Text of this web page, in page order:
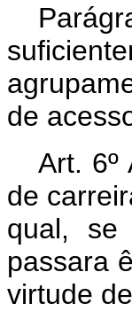
de
Art. 6º
de
qual, se
passara
virtude